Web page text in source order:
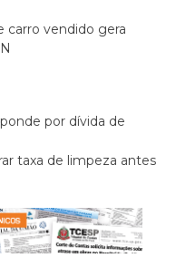
carro vendido gera
por dívida de
taxa de limpeza antes